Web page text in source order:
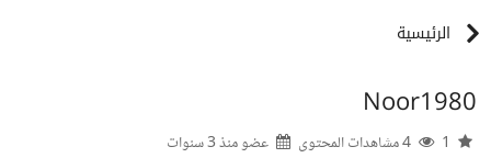
الرئيسية
Noor1980
عضو منذ3 سنوات